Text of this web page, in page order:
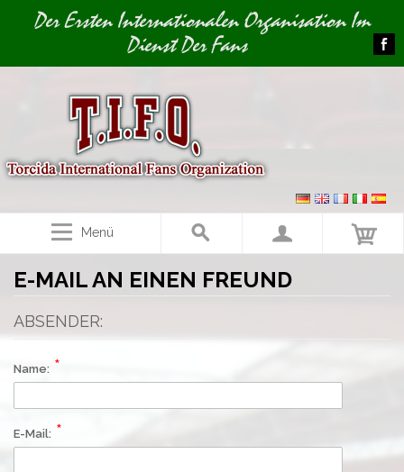
Image 01Der Ersten Internationalen Organisation Im
Dienst Der Fans
Menü
E-MAIL AN EINEN FREUND
ABSENDER:
Name:
E-Mail: